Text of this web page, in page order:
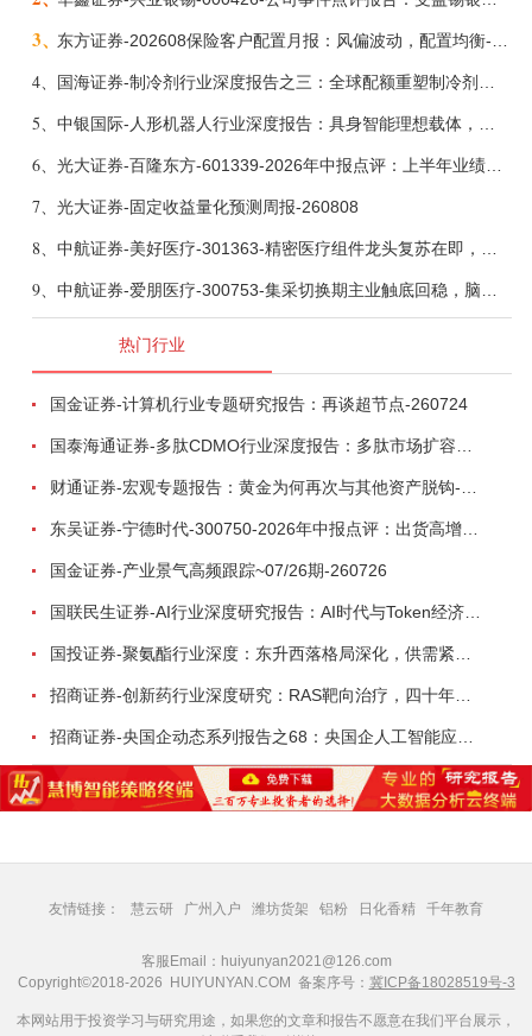
3、
4、
5、
6、 光大证券-百隆东方-601339-2026年中报点评：上半年业绩表现高增，国内外产能均有亮眼表现-260807
7、 光大证券-固定收益量化预测周报-260808
8、
9、
热门行业
国金证券-计算机行业专题研究报告：再谈超节点-260724
东吴证券-宁德时代-300750-2026年中报点评：出货高增业绩稳健，回购彰显龙头信心-260726
国金证券-产业景气高频跟踪~07/26期-260726
国联民生证券-AI行业深度研究报告：AI时代与Token经济，从技术符号到数字石油-260801
招商证券-创新药行业深度研究：RAS靶向治疗，四十年不可成药的终结，与终结之后的治疗格局演化-260805
友情链接： 慧云研 广州入户 潍坊货架 铝粉 日化香精 千年教育
客服Email：huiyunyan2021@126.com
Copyright©2018-2026 HUIYUNYAN.COM 备案序号： 冀ICP备18028519号-3
本网站用于投资学习与研究用途，如果您的文章和报告不愿意在我们平台展示，